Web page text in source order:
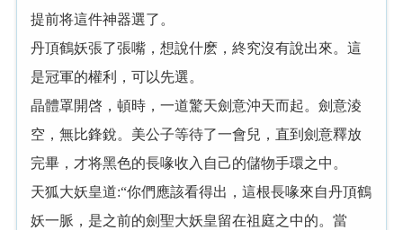
提前将這件神器選了。
丹頂鶴妖張了張嘴，想說什麽，終究沒有說出來。這
是冠軍的權利，可以先選。
晶體罩開啓，頓時，一道驚天劍意沖天而起。劍意淩
空，無比鋒銳。美公子等待了一會兒，直到劍意釋放
完畢，才将黑色的長喙收入自己的儲物手環之中。
天狐大妖皇道:“你們應該看得出，這根長喙來自丹頂鶴
妖一脈，是之前的劍聖大妖皇留在祖庭之中的。當